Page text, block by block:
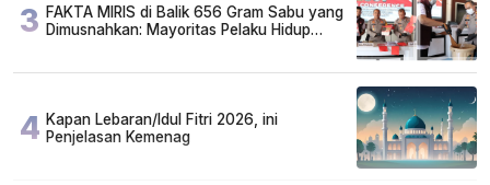
3 FAKTA MIRIS di Balik 656 Gram Sabu yang
Dimusnahkan: Mayoritas Pelaku Hidup
4 Kapan Lebaran/Idul Fitri 2026, ini
Penjelasan Kemenag